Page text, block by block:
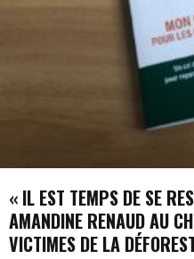
« IL EST TEMPS DE SE
AMANDINE RENAUD AU
VICTIMES DE LA